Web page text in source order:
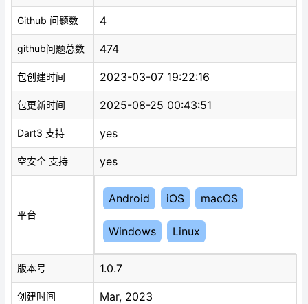
Github 问题数 4
github问题总数 474
包创建时间 2023-03-07 19:22:16
包更新时间 2025-08-25 00:43:51
Dart3 支持 yes
空安全 支持 yes
平台
Android iOS macOS
Windows Linux
版本号 1.0.7
创建时间 Mar, 2023